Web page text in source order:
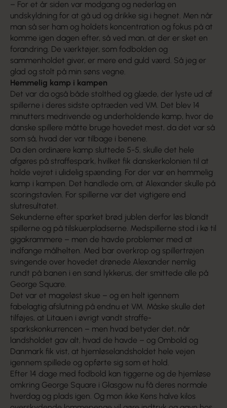
– For et år siden var modgang og nederlag en
undskyldning for at gå ud og drikke sig i hegnet. Men når
man så ser ham og holdets koncentration og fokus på at
komme igen dagen efter, så ved man, at der er sket en
forandring. De værktøjer, som fod­bolden og
sammenholdet giver, er mere end guld værd. Så jeg er
glad og stolt på min søns vegne.
Hemmelig kamp i kampen
Det var da også både stolthed og glæde, der lyste ud af
spillerne i deres sidste optræden ved VM. Det blev 14
minutters medrivende og underhol­dende kamp, hvor de
danske spillere måtte bruge hovedet mest, da det var så
som så, hvad der var tilbage i benene.
Da den ordinære kamp sluttede 5-5, skulle det hele
afgøres på straffespark, hvilket fik danskerko­lonien til at
holde vejret i ulidelig spænding. For der var en hemmelig
kamp i kampen. Det hand­lede om, at Alexander skulle på
scoringstavlen. For spillerne var det vigtigere end
slutresultatet.
Sekunderne efter sparket brød jublen derfor løs blandt
spillerne og på tilskuerpladserne. Medspil­lerne stod i kø til
gigakrammere – men de havde problemer med at
indfange målhelten. Med bar overkrop og spillertrøjen
svingende over hovedet drønede Alexander nemlig
rundt på banen i en sand lykkerus, der smittede alle på
George Square.
Det var et mageløst skue – og en helt igennem
fabelagtig afslutning på endnu et VM. Måske skulle det
tilføjes, at Litauen i øvrigt vandt straffe­
sparkskonkurrencen – men hvad betyder det, når
landsholdet gav alt, hvad de havde – og Ombold og
Danmark fik vist, at hjemløselandsholdet hele vejen
igennem spillede og opførte sig som et hold.
Efter 14 dage med fodbold kan tiggerne og de hjemløse
omkring George Square i Glasgow nu få deres normale
hverdag og plads igen. Og mon ikke Kens halve kilos